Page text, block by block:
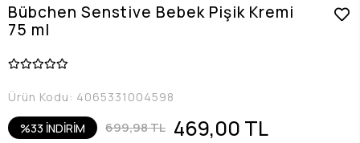
Bübchen Senstive Bebek Pişik Kremi
75 ml
Ürün Kodu: 4065331004598
%33 İNDİRİM 699,98 TL 469,00 TL